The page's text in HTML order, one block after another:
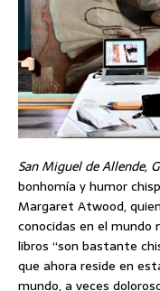
San Miguel de Allende,
bonhomía y humor
Margaret Atwood,
conocidas en el
libros “son bastante
que ahora reside en
mundo, a veces